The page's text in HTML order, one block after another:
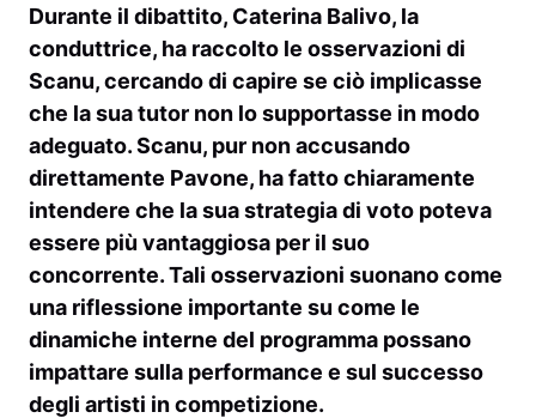
Durante il dibattito, Caterina Balivo, la
conduttrice, ha raccolto le osservazioni di
Scanu, cercando di capire se ciò implicasse
che la sua tutor non lo supportasse in modo
adeguato. Scanu, pur non accusando
direttamente Pavone, ha fatto chiaramente
intendere che la sua strategia di voto poteva
essere più vantaggiosa per il suo
concorrente. Tali osservazioni suonano come
una riflessione importante su come le
dinamiche interne del programma possano
impattare sulla performance e sul successo
degli artisti in competizione.